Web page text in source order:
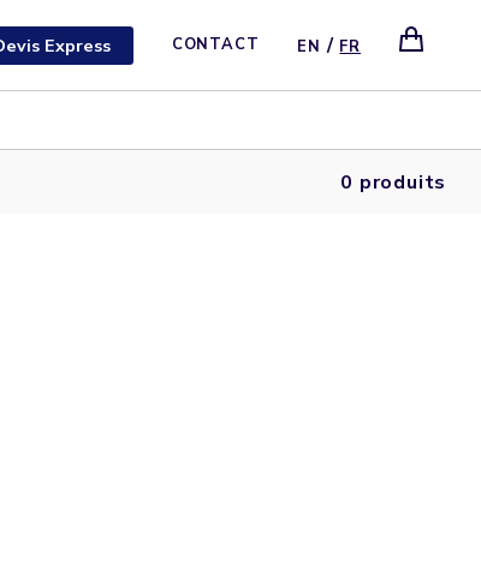
Express CONTACT EN / FR
0 produits